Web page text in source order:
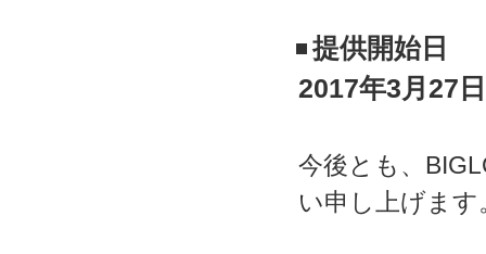
提供開始日
2017年3月27
今後とも、
い申し上げます